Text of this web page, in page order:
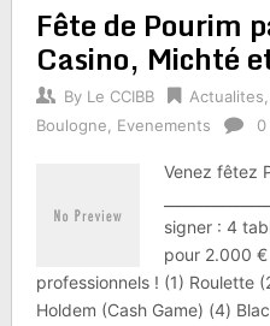
Fête de Pourim
Casino, Michté
By Le CCIBB Actualites
Boulogne
Evenements 0
Venez fêtez
signer : 4
pour 2.000
professionnels ! (1) Roulette
Holdem (Cash Game) (4)